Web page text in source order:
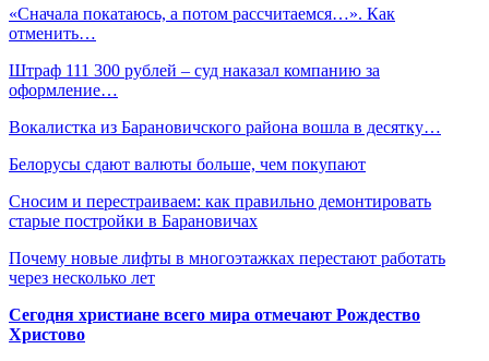
«Сначала покатаюсь, а потом рассчитаемся…». Как
отменить…
Штраф 111 300 рублей – суд наказал компанию за
оформление…
Вокалистка из Барановичского района вошла в десятку…
Белорусы сдают валюты больше, чем покупают
Сносим и перестраиваем: как правильно демонтировать
старые постройки в Барановичах
Почему новые лифты в многоэтажках перестают работать
через несколько лет
Сегодня христиане всего мира отмечают Рождество
Христово